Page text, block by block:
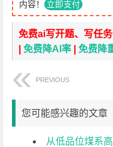
内容！ 立即支付
免费ai写开题、写任
|免费降AI率 |免费降
PREVIOUS
您可能感兴趣的文章
从低品位煤系高岭